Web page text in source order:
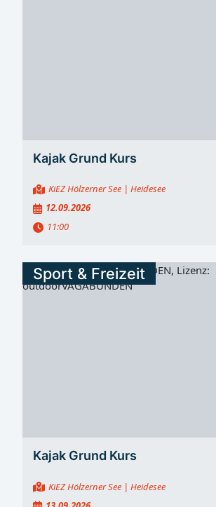
Kajak Grund Kurs
KiEZ Hölzerner See | Heidesee
12.09.2026
11:00
Sport & Freizeit
Kajak Grund Kurs
KiEZ Hölzerner See | Heidesee